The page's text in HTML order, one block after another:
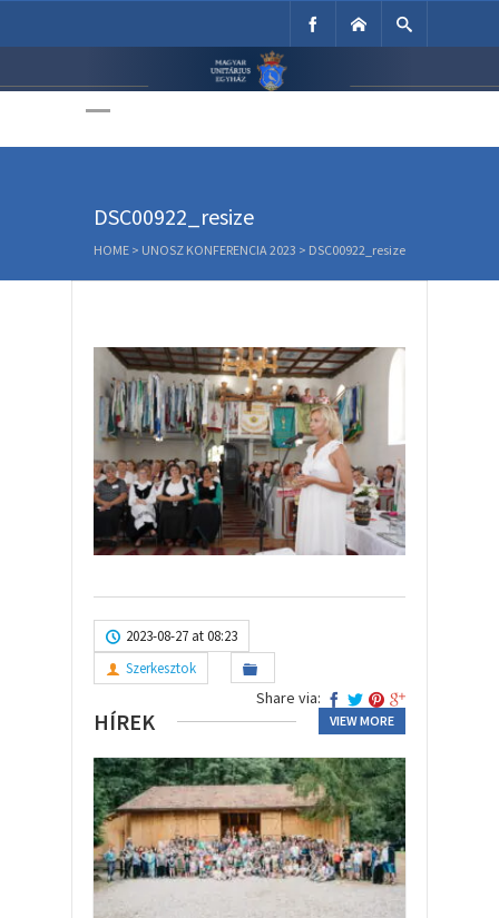
Unitárius Egyház
DSC00922_resize
HOME > UNOSZ KONFERENCIA 2023 > DSC00922_resize
2023-08-27 at 08:23
Szerkesztok
Share via:
HÍREK VIEW MORE